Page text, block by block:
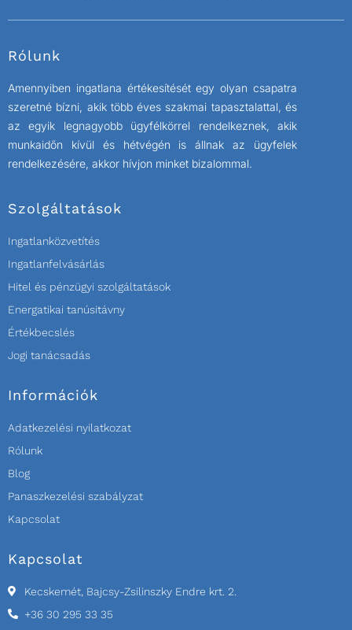
Rólunk
Amennyiben ingatlana értékesítését egy olyan csapatra
szeretné bízni, akik több éves szakmai tapasztalattal, és
az egyik legnagyobb ügyfélkörrel rendelkeznek, akik
munkaidőn kívül és hétvégén is állnak az ügyfelek
rendelkezésére, akkor hívjon minket bizalommal.
Szolgáltatások
Ingatlanközvetítés
Ingatlanfelvásárlás
Hitel és pénzügyi szolgáltatások
Energatikai tanúsitávny
Értékbecslés
Jogi tanácsadás
Információk
Adatkezelési nyilatkozat
Rólunk
Blog
Panaszkezelési szabályzat
Kapcsolat
Kapcsolat
Kecskemét, Bajcsy-Zsilinszky Endre krt. 2.
+36 30 295 33 35